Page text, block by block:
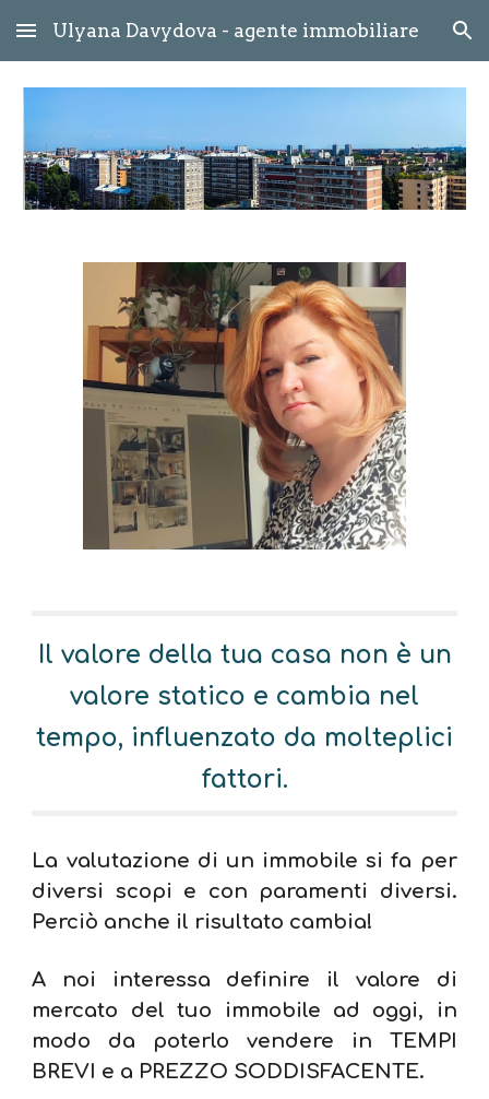
Skip to main content Skip to navigation
Ulyana Davydova - agente immobiliare
Il valore della tua casa non è un
valore statico e cambia nel
tempo, influenzato da molteplici
fattori.
La valutazione di un immobile si fa per
diversi scopi e con paramenti diversi.
Perciò anche il risultato cambia!
A noi interessa definire il valore di
mercato del tuo immobile ad oggi, in
modo da poterlo vendere in TEMPI
BREVI e a PREZZO SODDISFACENTE.